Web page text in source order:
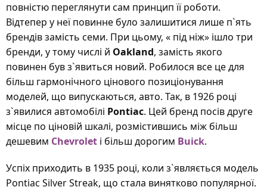
повністю переглянути сам принцип її роботи.
Відтепер у неї повинне було залишитися лише п`ять
брендів замість семи. При цьому, « під ніж» ішло три
бренди, у тому числі й Oakland, замість якого
повинен був з`явиться новий. Робилося все це для
більш гармонічного цінового позиціонування
моделей, що випускаються, авто. Так, в 1926 році
з`явилися автомобілі Pontiac. Цей бренд посів друге
місце по ціновій шкалі, розмістившись між більш
дешевим Chevrolet і більш дорогим Buick.
Успіх приходить в 1935 році, коли з`являється модель
Pontiac Silver Streak, що стала винятково популярної.